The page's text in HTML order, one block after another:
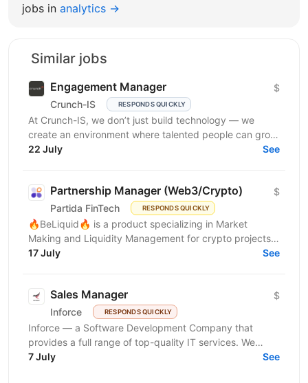
jobs in analytics →
Similar jobs
Engagement Manager
Crunch-IS RESPONDS QUICKLY
$
At Crunch-IS, we don’t just build technology — we
create an environment where talented people can grow,
develop innovative solutions, and truly feel their...
22 July See
Partnership Manager (Web3/Crypto)
Partida FinTech RESPONDS QUICKLY
$
🔥BeLiquid🔥 is a product specializing in Market
Making and Liquidity Management for crypto projects.
We help projects build sustainable liquidity, maintain...
17 July See
Sales Manager
Inforce RESPONDS QUICKLY
$
Inforce — a Software Development Company that
provides a full range of top-quality IT services. We
believe that great software starts with great people
7 July See